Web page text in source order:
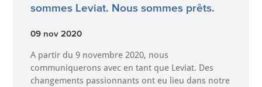
sommes Leviat. Nous sommes prêts.
09 nov 2020
A partir du 9 novembre 2020, nous
communiquerons avec en tant que Leviat. Des
changements passionnants ont eu lieu dans notre